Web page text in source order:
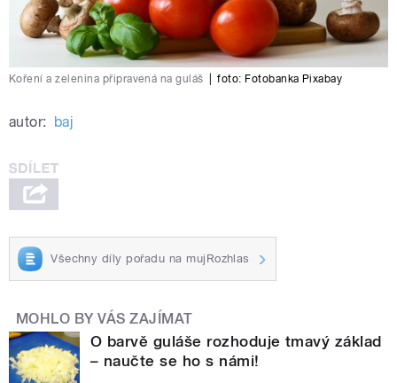
Koření a zelenina připravená na guláš foto: Fotobanka Pixabay
autor: baj
Všechny díly pořadu na mujRozhlas
MOHLO BY VÁS ZAJÍMAT
O barvě guláše rozhoduje tmavý základ
– naučte se ho s námi!